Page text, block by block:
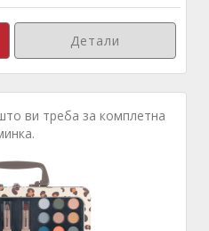
Детали
ви треба за комплетна